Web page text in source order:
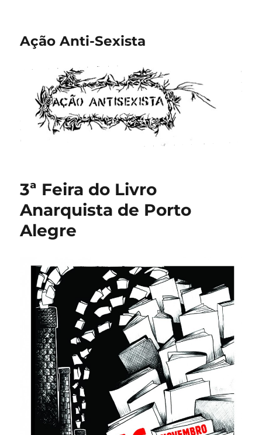
Ação Anti-Sexista
3ª Feira do Livro
Anarquista de Porto
Alegre